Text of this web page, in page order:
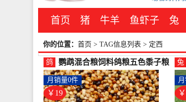
首页 猪 牛羊 鱼虾子 兔
你的位置： 首页 > TAG信息列表 > 定西
鸽
鹦鹉混合粮饲料鸽粮五色黍子粮
食谷子中小型鸟食虎皮玄-鸽饲料
(载载家居专营店仅售18.72元)
￥19
月销量0件
兔